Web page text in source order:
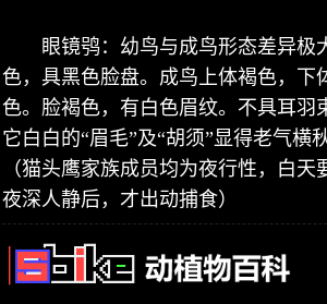
眼镜鸮：幼鸟与成鸟形态差异极
色，具黑色脸盘。成鸟上体褐色，下
色。脸褐色，有白色眉纹。不具耳羽
它白白的“眉毛”及“胡须”显得老气横
（猫头鹰家族成员均为夜行性，白天
夜深人静后，才出动捕食）